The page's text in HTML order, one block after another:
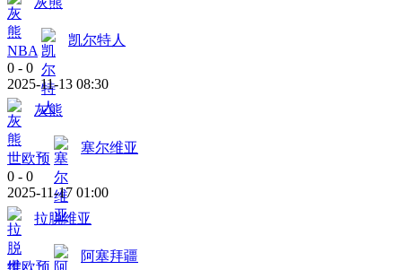
NBA
凯尔特人
0 - 0
2025-11-13 08:30
灰熊
世欧预
塞尔维亚
0 - 0
2025-11-17 01:00
拉脱维亚
世欧预
阿塞拜疆